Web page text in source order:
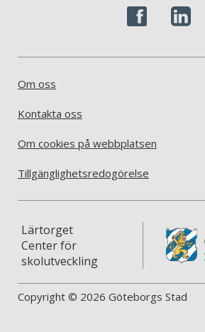
Om oss
Kontakta oss
Om cookies på webbplatsen
Tillgänglighetsredogörelse
Lärtorget
Center för
skolutveckling
Copyright © 2026 Göteborgs Stad